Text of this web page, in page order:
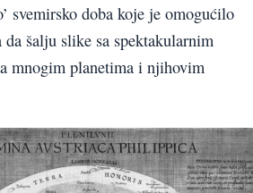
svemirsko doba koje je omogućilo
da šalju slike sa spektakularnim
mnogim planetima i njihovim